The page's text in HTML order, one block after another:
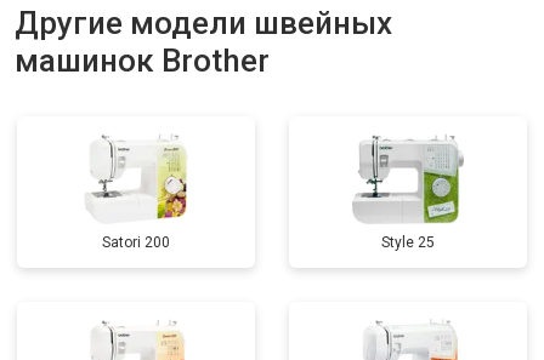
Другие модели швейных
машинок Brother
Satori 200 Style 25